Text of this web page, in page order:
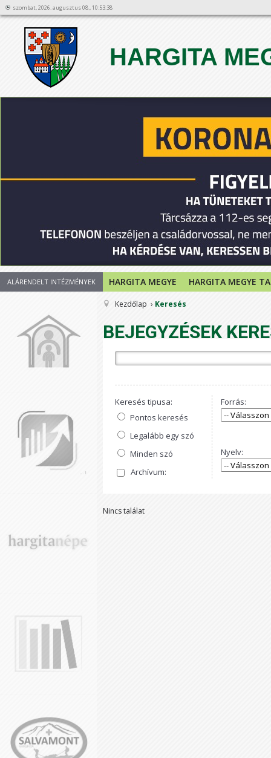
szombat, 2026. augusztus 08., 10:53:38
HARGITA
12
ALÁRENDELT INTÉZMÉNYEK HARGITA MEGYE HARGITA MEGYE
Kezdőlap Keresés
BEJEGYZÉSEK
Keresés tipusa:
Pontos keresés
Legalább egy szó
Minden szó
Archívum:
Forrás:
Nyelv:
Nincs találat